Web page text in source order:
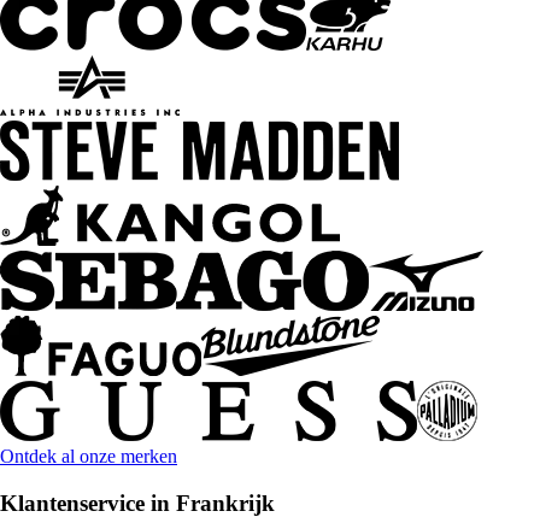
Ontdek al onze merken
Klantenservice in Frankrijk